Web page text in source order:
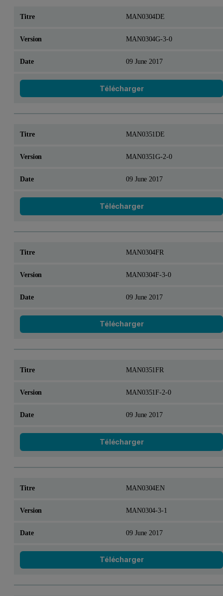
MAN0304DE
MAN0304G-3-0
09 June 2017
Télécharger
MAN0351DE
MAN0351G-2-0
09 June 2017
Télécharger
MAN0304FR
MAN0304F-3-0
09 June 2017
Télécharger
MAN0351FR
MAN0351F-2-0
09 June 2017
Télécharger
MAN0304EN
MAN0304-3-1
09 June 2017
Télécharger